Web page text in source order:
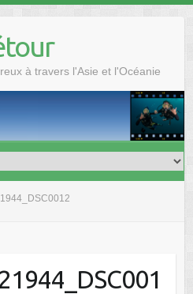
à travers l'Asie et l'Océanie